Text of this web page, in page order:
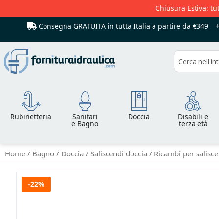
Chiusura Estiva:
Consegna GRATUITA in tutta Italia a partire da €349
Cerca
Rubinetteria Sanitari
e Bagno
Doccia Disabili e
terza età
Home Bagno Doccia Saliscendi doccia Ricambi per
Vai
-22%